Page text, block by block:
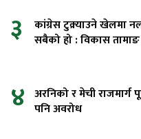
३
कांग्रेस टुक्र्याउने खेलमा
सबैको हो : विकास तामाङ
४ अरनिको र मेची
पनि अवरोध